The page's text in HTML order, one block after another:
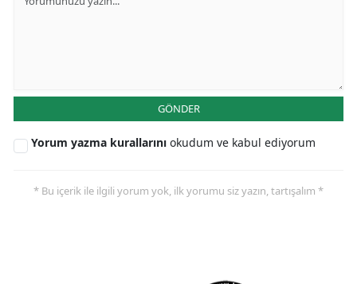
GÖNDER
Yorum yazma kurallarını okudum ve kabul ediyorum
* Bu içerik ile ilgili yorum yok, ilk yorumu siz yazın, tartışalım *